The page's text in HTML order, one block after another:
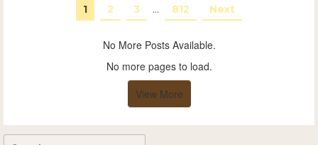
1 2 3 … 812 Next
No More Posts Available.
No more pages to load.
View More